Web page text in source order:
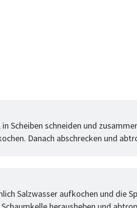
Scheiben schneiden und
Danach abschrecken und
Salzwasser aufkochen und die